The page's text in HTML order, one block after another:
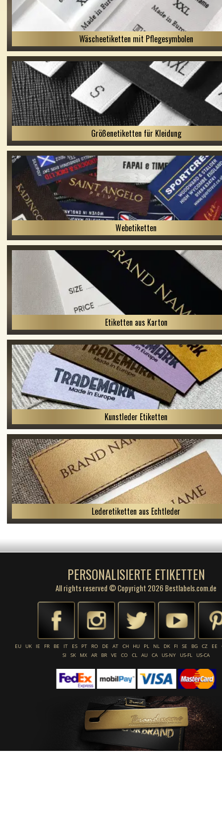
Wäscheetiketten mit Pflegesymbolen
Größenetiketten für Kleidung
Webetiketten
Etiketten aus Karton
Kunstleder Etiketten
Lederetiketten aus Echtleder
PERSONALISIERTE ETIKETTEN
All rights reserved © Copyright 2026 Bestlabels.com.de
EU UK IE FR BE IT ES PT RO DE AT CH HU PL NL DK FI SE BG CZ EE
SI
SK MX AR BR VE CO CL AU CA US-NY US-FL US-CA